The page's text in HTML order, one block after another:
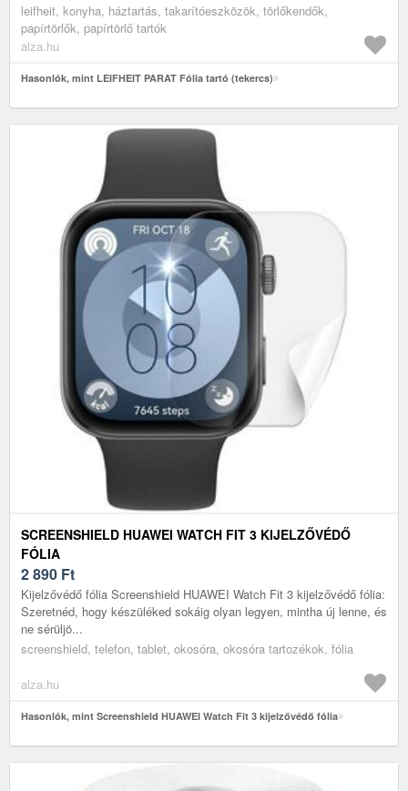
leifheit, konyha, háztartás, takarítóeszközök, törlőkendők,
papírtörlők, papírtörlő tartók
alza.hu
Hasonlók, mint LEIFHEIT PARAT Fólia tartó (tekercs)
SCREENSHIELD HUAWEI WATCH FIT 3 KIJELZŐVÉDŐ
FÓLIA
2 890 Ft
Kijelzővédő fólia Screenshield HUAWEI Watch Fit 3 kijelzővédő fólia:
Szeretnéd, hogy készüléked sokáig olyan legyen, mintha új lenne, és
ne sérüljö...
screenshield, telefon, tablet, okosóra, okosóra tartozékok, fólia
alza.hu
Hasonlók, mint Screenshield HUAWEI Watch Fit 3 kijelzővédő fólia